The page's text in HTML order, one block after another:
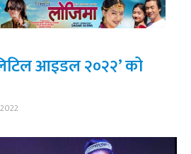
आइडल २०२२’ को